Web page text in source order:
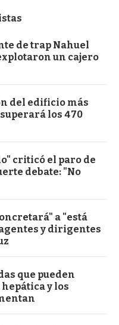
de trap Nahuel
un cajero
del edificio más
los 470
criticó el paro de
debate: "No
a "está
y dirigentes
que pueden
y los